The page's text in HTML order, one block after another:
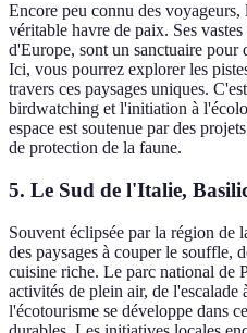
Encore peu connu des
véritable havre de paix. Ses
d'Europe, sont un sanctuaire pour
Ici, vous pourrez explorer les
travers ces paysages uniques.
birdwatching et l'initiation à
espace est soutenue par des
de protection de la faune.
5. Le Sud de l'Italie,
Souvent éclipsée par la région de
des paysages à couper le souffle,
cuisine riche. Le parc national de
activités de plein air, de l'escalade
l'écotourisme se développe dans